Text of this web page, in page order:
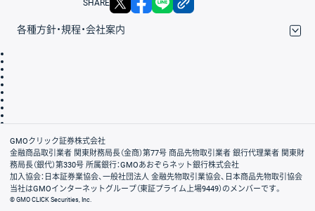
SHARE
各種方針・規程・会社案内
会社案内
GMOクリック証券株式会社
金融商品取引業者 関東財務局長（金商）第77号 商品先物取引業者 銀行代理業者 関東財
務局長（銀代）第330号 所属銀行：GMOあおぞらネット銀行株式会社
加入協会：日本証券業協会、一般社団法人 金融先物取引業協会、日本商品先物取引協会
当社はGMOインターネットグループ（東証プライム上場9449）のメンバーです。
© GMO CLICK Securities, Inc.